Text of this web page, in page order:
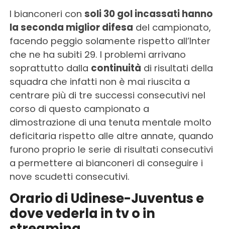
I bianconeri con soli 30 gol incassati hanno
la seconda miglior difesa del campionato,
facendo peggio solamente rispetto all’Inter
che ne ha subiti 29. I problemi arrivano
soprattutto dalla continuità di risultati della
squadra che infatti non è mai riuscita a
centrare più di tre successi consecutivi nel
corso di questo campionato a
dimostrazione di una tenuta mentale molto
deficitaria rispetto alle altre annate, quando
furono proprio le serie di risultati consecutivi
a permettere ai bianconeri di conseguire i
nove scudetti consecutivi.
Orario di Udinese-Juventus e
dove vederla in tv o in